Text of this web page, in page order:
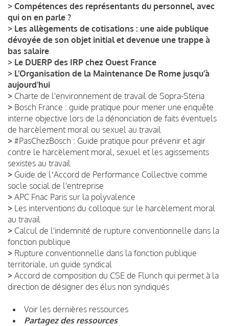
> Compétences des représentants du personnel, avec
qui on en parle ?
> Les allègements de cotisations : une aide publique
dévoyée de son objet initial et devenue une trappe à
bas salaire
> Le DUERP des IRP chez Ouest France
> L’Organisation de la Maintenance De Rome jusqu’à
aujourd’hui
> Charte de l'environnement de travail de Sopra-Steria
> Bosch France : guide pratique pour mener une enquête
interne objective lors de la dénonciation de faits éventuels
de harcèlement moral ou sexuel au travail
> #PasChezBosch : Guide pratique pour prévenir et agir
contre le harcèlement moral, sexuel et les agissements
sexistes au travail
> Guide de lʼAccord de Performance Collective comme
socle social de l'entreprise
> APC Fnac Paris sur la polyvalence
> Les interventions du colloque sur le harcèlement moral
au travail
> Calcul de l'indemnité de rupture conventionnelle dans la
fonction publique
> Rupture conventionnelle dans la fonction publique
territoriale, un guide syndical
> Accord de composition du CSE de Flunch qui permet à la
direction de désigner des élus non syndiqués
Voir les dernières ressources
Partagez des ressources